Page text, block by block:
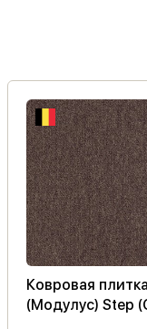
Ковровая
(Модулус) Step